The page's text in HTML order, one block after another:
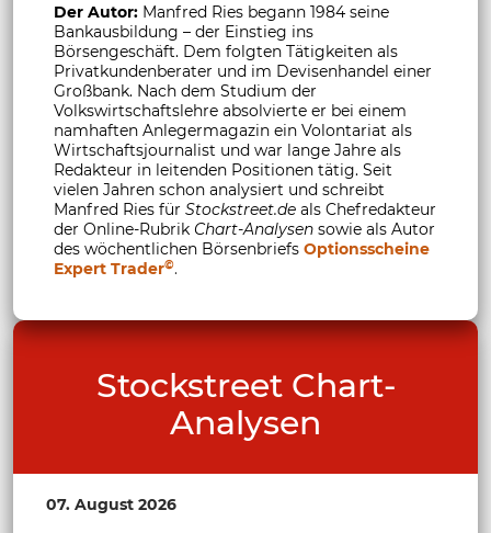
Der Autor: Manfred Ries begann 1984 seine
Bankausbildung – der Einstieg ins
Börsengeschäft. Dem folgten Tätigkeiten als
Privatkundenberater und im Devisenhandel einer
Großbank. Nach dem Studium der
Volkswirtschaftslehre absolvierte er bei einem
namhaften Anlegermagazin ein Volontariat als
Wirtschaftsjournalist und war lange Jahre als
Redakteur in leitenden Positionen tätig. Seit
vielen Jahren schon analysiert und schreibt
Manfred Ries für Stockstreet.de als Chefredakteur
der Online-Rubrik Chart-Analysen sowie als Autor
des wöchentlichen Börsenbriefs Optionsscheine
Expert Trader©.
Stockstreet Chart-
Analysen
07. August 2026